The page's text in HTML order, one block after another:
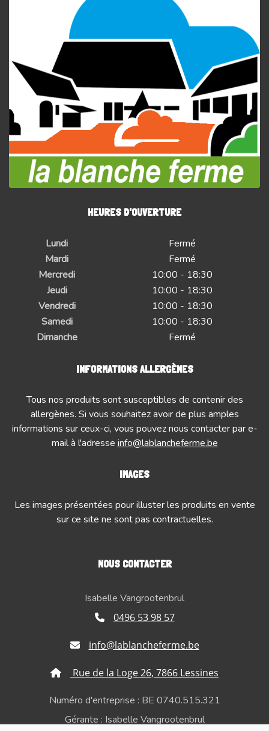
HEURES D'OUVERTURE
Lundi
Fermé
Mardi
Fermé
Mercredi
10:00 - 18:30
Jeudi
10:00 - 18:30
Vendredi
10:00 - 18:30
Samedi
10:00 - 18:30
Dimanche
Fermé
INFORMATIONS ALLERGÈNES
Tous nos produits sont susceptibles de contenir des
allergènes. Si vous souhaitez avoir de plus amples
informations sur ceux-ci, vous pouvez nous contacter par e-
mail à l'adresse info@lablancheferme.be
IMAGES
Les images présentées pour illuster les produits en vente
sur ce site ne sont pas contractuelles.
NOUS CONTACTER
Isabelle Vangrootenbrul
0496 53 98 57
info@lablancheferme.be
Rue de la Loge 26, 7866 Lessines
Numéro d'entreprise : BE 0740.515.321
Gérante : Isabelle Vangrootenbrul